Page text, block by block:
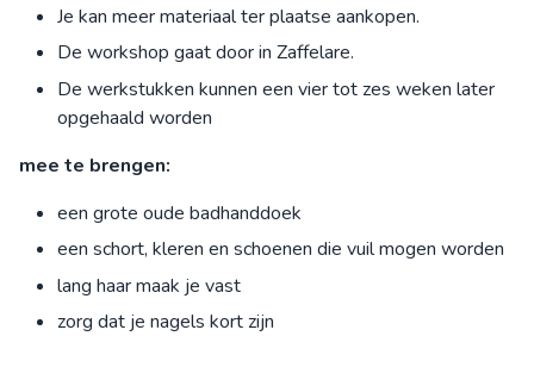
Je kan meer materiaal ter plaatse aankopen.
De workshop gaat door in Zaffelare.
De werkstukken kunnen een vier tot zes weken later
opgehaald worden
mee te brengen:
een grote oude badhanddoek
een schort, kleren en schoenen die vuil mogen worden
lang haar maak je vast
zorg dat je nagels kort zijn